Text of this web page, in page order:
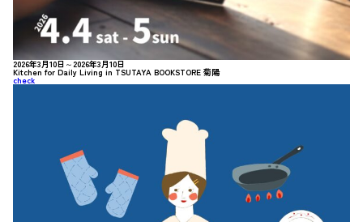
2026年3月10日～2026年3月10日
Kitchen for Daily Living in TSUTAYA BOOKSTORE 菊陽
check